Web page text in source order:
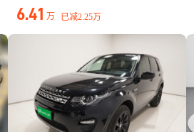
6.41 万 已减2.25万